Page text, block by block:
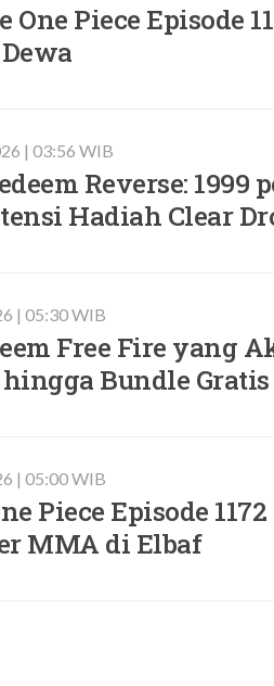
Piece Episode
| 03:56 WIB
Reverse: 1999
Hadiah Clear
| 05:30 WIB
Free Fire yang
hingga Bundle Gratis
| 05:00 WIB
Piece Episode 1172
MMA di Elbaf